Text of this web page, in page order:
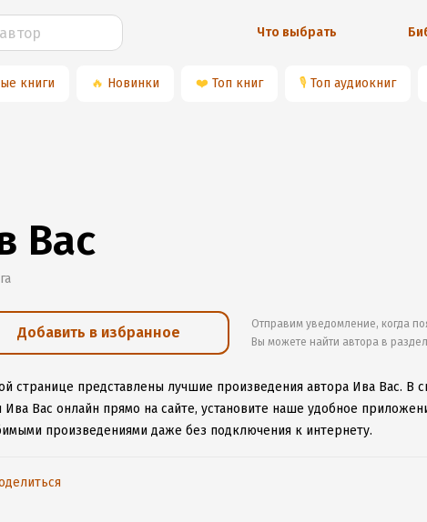
Что выбрать
книги 🔥 Новинки ❤️ Топ книг 🎙 Топ аудиокниг
Вас
Добавить в избранное
Отправим уведомление, когда
Вы можете найти автора в
странице представлены лучшие произведения автора Ива Вас. В
Ива Вас онлайн прямо на сайте, установите наше удобное
произведениями даже без подключения к интернету.